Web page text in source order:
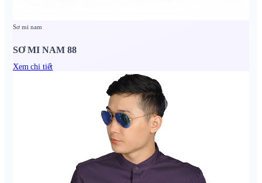
Sơ mi nam
SƠ MI NAM 88
Xem chi tiết